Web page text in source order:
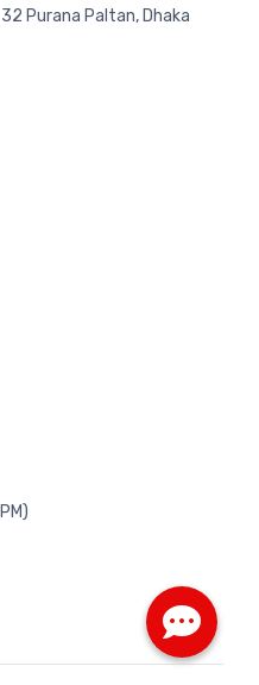
Purana Paltan, Dhaka